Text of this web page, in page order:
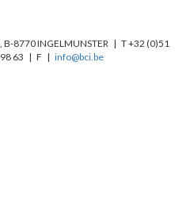
8770 INGELMUNSTER | T +32 (0)51
98 63 | F | info@bci.be